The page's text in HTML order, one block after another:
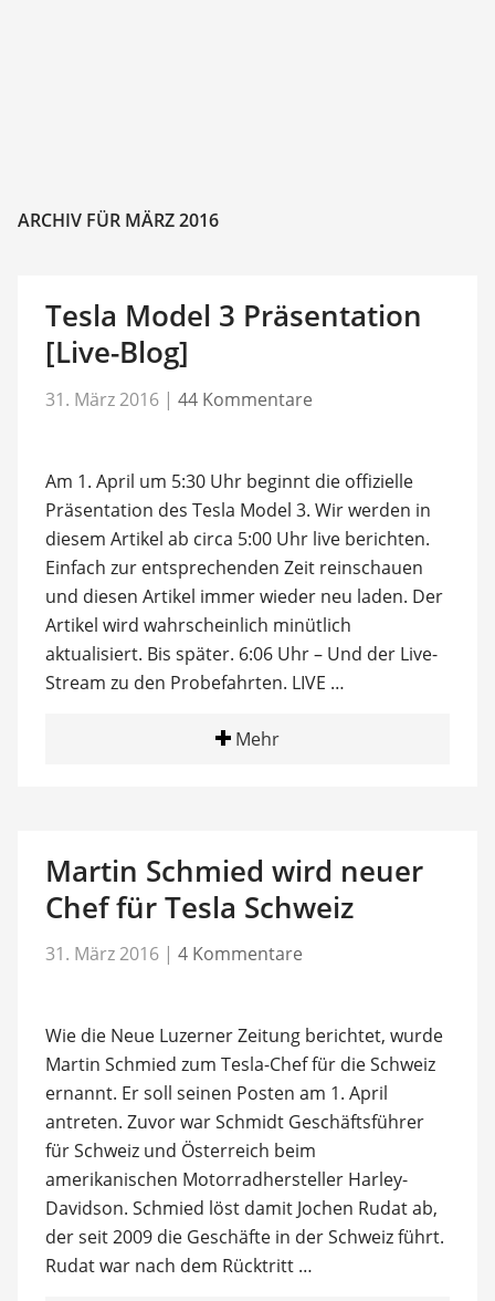
ARCHIV FÜR MÄRZ 2016
Tesla Model 3 Präsentation
[Live-Blog]
31. März 2016 | 44 Kommentare
Am 1. April um 5:30 Uhr beginnt die offizielle
Präsentation des Tesla Model 3. Wir werden in
diesem Artikel ab circa 5:00 Uhr live berichten.
Einfach zur entsprechenden Zeit reinschauen
und diesen Artikel immer wieder neu laden. Der
Artikel wird wahrscheinlich minütlich
aktualisiert. Bis später. 6:06 Uhr – Und der Live-
Stream zu den Probefahrten. LIVE …
Mehr
Martin Schmied wird neuer
Chef für Tesla Schweiz
31. März 2016 | 4 Kommentare
Wie die Neue Luzerner Zeitung berichtet, wurde
Martin Schmied zum Tesla-Chef für die Schweiz
ernannt. Er soll seinen Posten am 1. April
antreten. Zuvor war Schmidt Geschäftsführer
für Schweiz und Österreich beim
amerikanischen Motorradhersteller Harley-
Davidson. Schmied löst damit Jochen Rudat ab,
der seit 2009 die Geschäfte in der Schweiz führt.
Rudat war nach dem Rücktritt …